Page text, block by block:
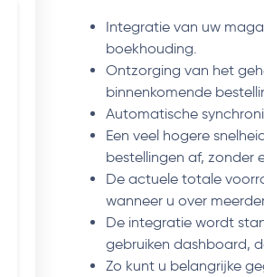
Integratie van uw
boekhouding.
Ontzorging van het
binnenkomende
Automatische
Een veel hogere
bestellingen af, zonder
De actuele totale
wanneer u over
De integratie wordt
gebruiken dashboard,
Zo kunt u belangrijke